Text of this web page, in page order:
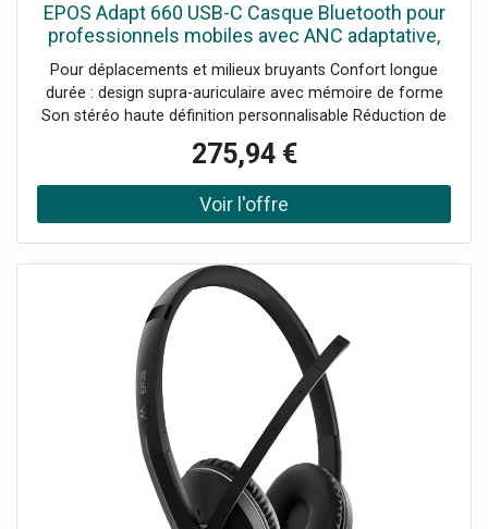
EPOS Adapt 660 USB-C Casque Bluetooth pour
professionnels mobiles avec ANC adaptative,
son stéréo haute fidélité et certification
Microsoft Teams.
Pour déplacements et milieux bruyants Confort longue
durée : design supra-auriculaire avec mémoire de forme
Son stéréo haute définition personnalisable Réduction de
bruit active hybride intelligente Jusqu'à 23h d'autonomie
en appel Chargement rapide : 90 min d'autonomie en 15
min Bluetooth multipoint : 2 connexions en simultané
Compatible UC, Teams, Zoom, Webex, et plus
275,94 €